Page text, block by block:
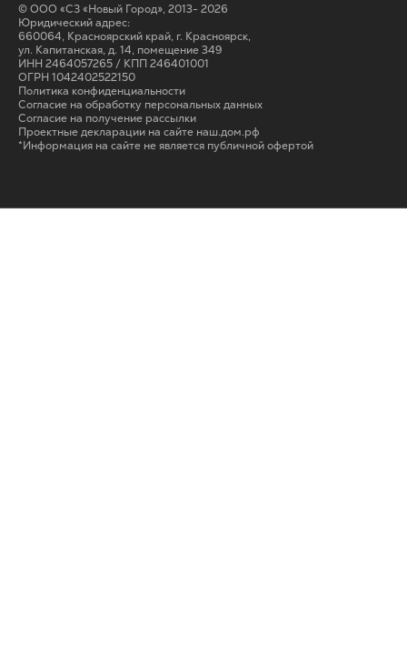
© ООО «СЗ «Новый Город», 2013- 2026
Юридический адрес:
660064, Красноярский край, г. Красноярск,
ул. Капитанская, д. 14, помещение 349
ИНН 2464057265 / КПП 246401001
ОГРН 1042402522150
Политика конфиденциальности
Согласие на обработку персональных данных
Cогласие на получение рассылки
Проектные декларации на сайте наш.дом.рф
*Информация на сайте не является публичной офертой